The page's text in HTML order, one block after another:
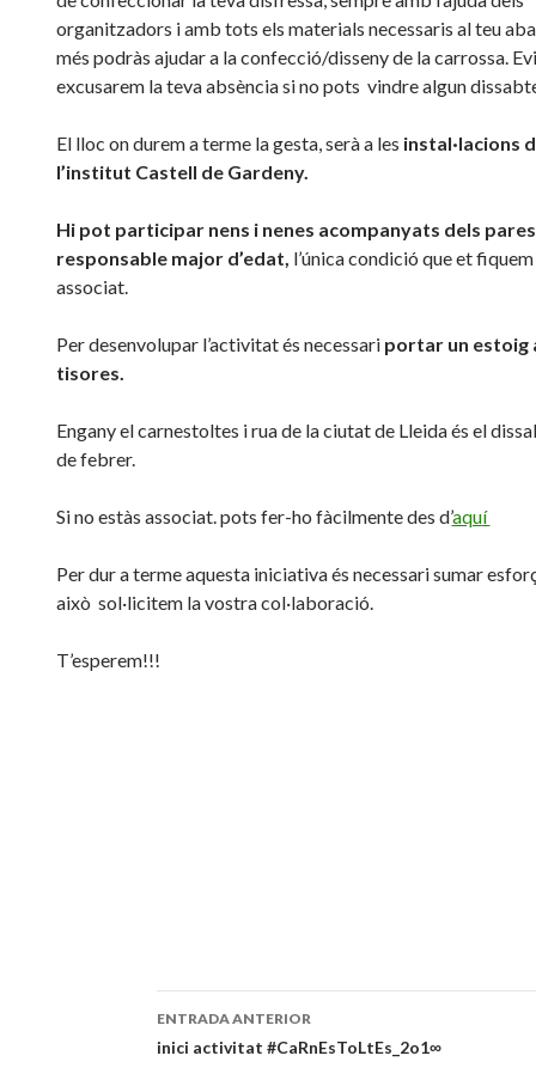
organitzadors i amb tots els materials necessaris al teu
més podràs ajudar a la confecció/disseny de la carrossa.
excusarem la teva absència si no pots vindre algun
El lloc on durem a terme la gesta, serà a les instal·lacions
l’institut Castell de Gardeny.
Hi pot participar nens i nenes acompanyats dels
responsable major d’edat, l’única condició que et
associat.
Per desenvolupar l’activitat és necessariportar un estoig
tisores.
Engany el carnestoltes i rua de la ciutat de Lleida és el
de febrer.
Si no estàs associat. pots fer-ho fàcilmente des d’aquí
Per dur a terme aquesta iniciativa és necessari sumar
això sol·licitem la vostra col·laboració.
T’esperem!!!
Navegación
ENTRADA ANTERIOR
inici activitat #CaRnEsToLtEs_2o1∞